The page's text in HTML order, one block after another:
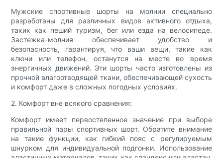
Мужские спортивные шорты на молнии специально
разработаны для различных видов активного отдыха,
таких как пеший туризм, бег или езда на велосипеде.
Застежка-молния обеспечивает удобство и
безопасность, гарантируя, что ваши вещи, такие как
ключи или телефон, останутся на месте во время
энергичных движений. Эти шорты часто изготовлены из
прочной влагоотводящей ткани, обеспечивающей сухость
и комфорт даже в сложных погодных условиях.
2. Комфорт вне всякого сравнения:
Комфорт имеет первостепенное значение при выборе
правильной пары спортивных шорт. Обратите внимание
на такие функции, как гибкий пояс с регулируемым
шнурком для индивидуальной подгонки. Использование